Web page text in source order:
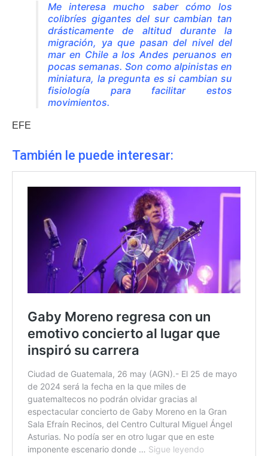
Me interesa mucho saber cómo los
colibríes gigantes del sur cambian tan
drásticamente de altitud durante la
migración, ya que pasan del nivel del
mar en Chile a los Andes peruanos en
pocas semanas. Son como alpinistas en
miniatura, la pregunta es si cambian su
fisiología para facilitar estos
movimientos.
EFE
También le puede interesar: